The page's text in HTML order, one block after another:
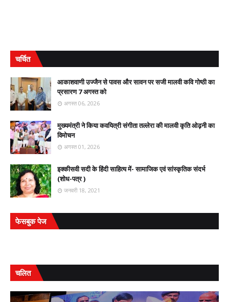
चर्चित
आकाशवाणी उज्जैन से पावस और सावन पर सजी मालवी कवि गोष्ठी का
प्रसारण 7 अगस्त को
अगस्त 06, 2026
मुख्यमंत्री ने किया कवयित्री संगीता तल्लेरा की मालवी कृति ओढ़नी का
विमोचन
अगस्त 01, 2026
इक्कीसवी सदी के हिंदी साहित्य में- सामाजिक एवं सांस्कृतिक संदर्भ
(शोध-पत्र )
जनवरी 18, 2021
फेसबुक पेज
चलित